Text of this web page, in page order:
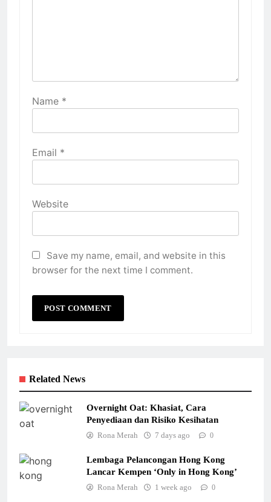
Name *
Email *
Website
Save my name, email, and website in this
browser for the next time I comment.
Related News
Overnight Oat: Khasiat, Cara
Penyediaan dan Risiko Kesihatan
Rona Merah 7 days ago 0
Lembaga Pelancongan Hong Kong
Lancar Kempen ‘Only in Hong Kong’
Rona Merah 1 week ago 0